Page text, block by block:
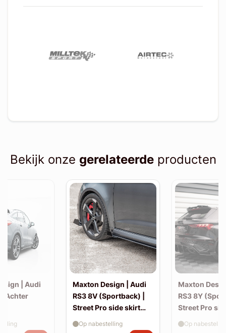
Bekijk onze gerelateerdeproducten
| Audi
| Achter
Maxton Design | Audi
RS3 8V (Sportback) |
Street Pro side skirt
splitter flaps
Op nabestelling
Maxton
RS3 8Y
Street Pro
splitter flaps
Op